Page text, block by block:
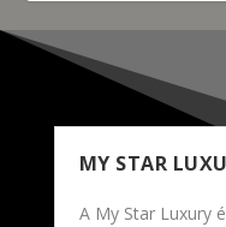
MY STAR
A My Star Luxury